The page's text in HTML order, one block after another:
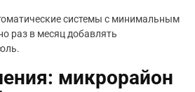
системы с минимальным
раз в месяц добавлять
микрорайон